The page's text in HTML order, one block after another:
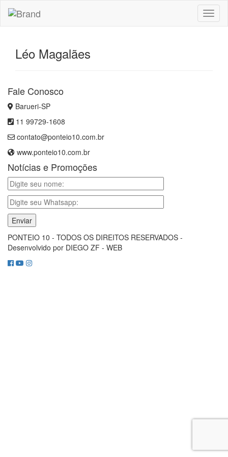
Léo Magalães
Fale Conosco
Barueri-SP
11 99729-1608
contato@ponteio10.com.br
www.ponteio10.com.br
Notícias e Promoções
PONTEIO 10 - TODOS OS DIREITOS RESERVADOS -
Desenvolvido por DIEGO ZF - WEB